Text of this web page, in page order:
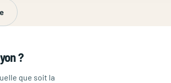
?
que soit la